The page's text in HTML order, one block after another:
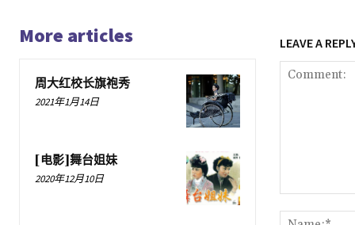
More articles
周大红校长旗袍秀
2021年1月14日
[电影]舞台姐妹
2020年12月10日
LEAVE A